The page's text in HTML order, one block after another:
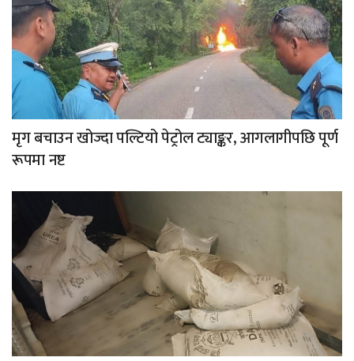
मृग बचाउन खोज्दा पल्टियो पेट्रोल ट्याङ्कर, आगलागीपछि पूर्ण
रूपमा नष्ट